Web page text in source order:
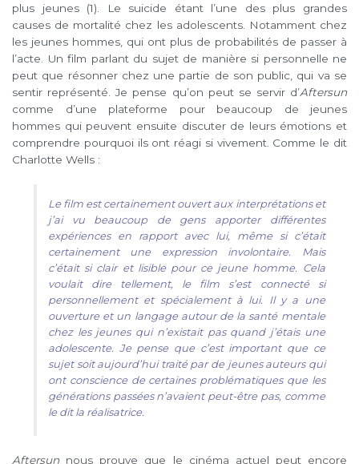
plus jeunes (1). Le suicide étant l’une des plus grandes
causes de mortalité chez les adolescents. Notamment chez
les jeunes hommes, qui ont plus de probabilités de passer à
l’acte. Un film parlant du sujet de manière si personnelle ne
peut que résonner chez une partie de son public, qui va se
sentir représenté. Je pense qu’on peut se servir d’Aftersun
comme d’une plateforme pour beaucoup de jeunes
hommes qui peuvent ensuite discuter de leurs émotions et
comprendre pourquoi ils ont réagi si vivement. Comme le dit
Charlotte Wells :
Le film est certainement ouvert aux interprétations et
j’ai vu beaucoup de gens apporter différentes
expériences en rapport avec lui, même si c’était
certainement une expression involontaire. Mais
c’était si clair et lisible pour ce jeune homme. Cela
voulait dire tellement, le film s’est connecté si
personnellement et spécialement à lui. Il y a une
ouverture et un langage autour de la santé mentale
chez les jeunes qui n’existait pas quand j’étais une
adolescente. Je pense que c’est important que ce
sujet soit aujourd’hui traité par de jeunes auteurs qui
ont conscience de certaines problématiques que les
générations passées n’avaient peut-être pas, comme
le dit la réalisatrice.
Aftersun nous prouve que le cinéma actuel peut encore